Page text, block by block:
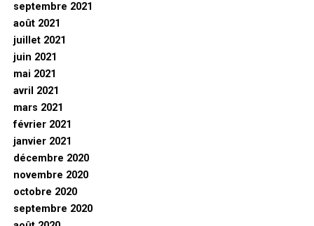
septembre 2021
août 2021
juillet 2021
juin 2021
mai 2021
avril 2021
mars 2021
février 2021
janvier 2021
décembre 2020
novembre 2020
octobre 2020
septembre 2020